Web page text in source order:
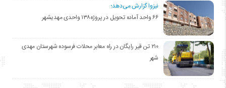
نیزوا گزارش می‌دهد؛
۶۶ واحد آماده تحویل در پروژه۱۳۸ واحدی مهدیشهر
۲۱۰ تن قیر رایگان در راه معابر محلات فرسوده شهرستان مهدی
شهر